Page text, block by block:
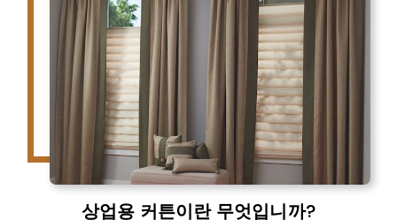
상업용 커튼이란 무엇입니까?